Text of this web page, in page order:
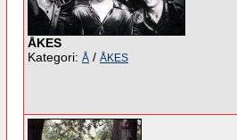
ÅKES
Kategori: Å / ÅKES